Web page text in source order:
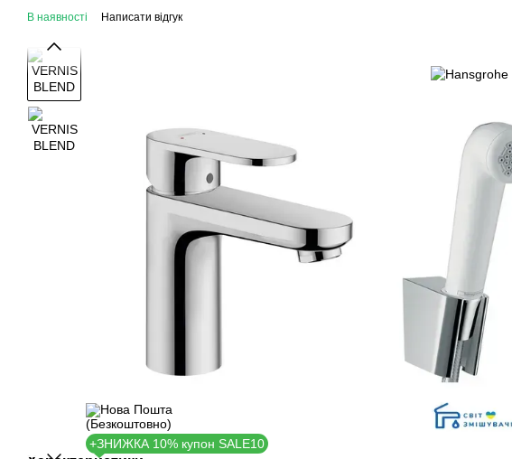
В наявності Написати відгук
+ЗНИЖКА 10% купон SALE10